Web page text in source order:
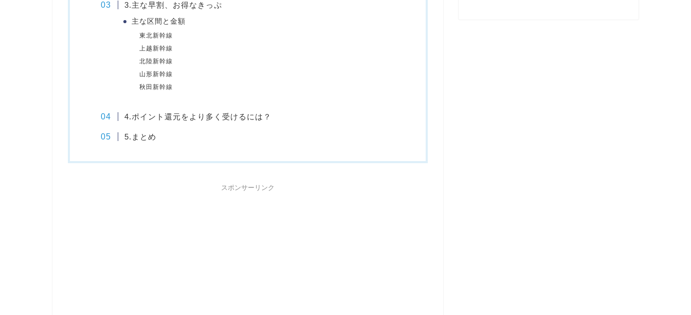
3.主な早割、お得なきっぷ
主な区間と金額
東北新幹線
上越新幹線
北陸新幹線
山形新幹線
秋田新幹線
4.ポイント還元をより多く受けるには？
5.まとめ
スポンサーリンク